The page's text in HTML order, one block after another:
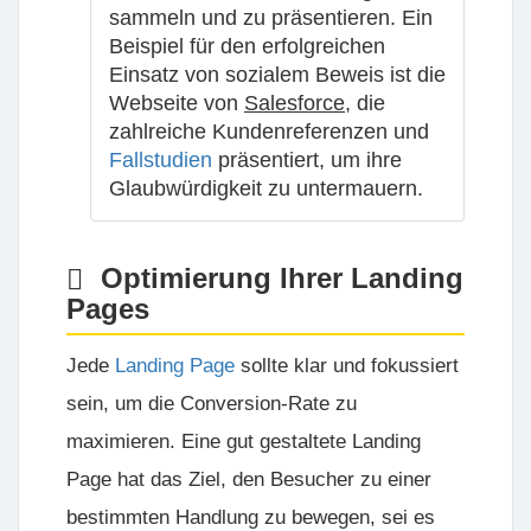
sammeln und zu präsentieren. Ein
Beispiel für den erfolgreichen
Einsatz von sozialem Beweis ist die
Webseite von Salesforce, die
zahlreiche Kundenreferenzen und
Fallstudien präsentiert, um ihre
Glaubwürdigkeit zu untermauern.
Optimierung Ihrer Landing
Pages
Jede Landing Page sollte klar und fokussiert
sein, um die Conversion-Rate zu
maximieren. Eine gut gestaltete Landing
Page hat das Ziel, den Besucher zu einer
bestimmten Handlung zu bewegen, sei es